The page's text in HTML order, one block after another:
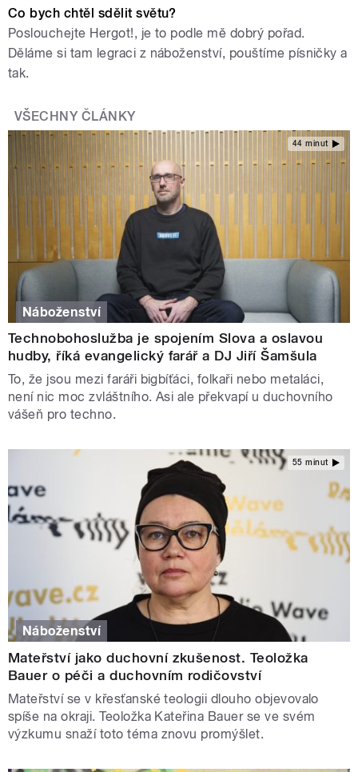
Co bych chtěl sdělit světu?
Poslouchejte Hergot!, je to podle mě dobrý pořad.
Děláme si tam legraci z náboženství, pouštíme písničky a
tak.
VŠECHNY ČLÁNKY
44 minut
Náboženství
Technobohoslužba je spojením Slova a oslavou
hudby, říká evangelický farář a DJ Jiří Šamšula
To, že jsou mezi faráři bigbíťáci, folkaři nebo metaláci,
není nic moc zvláštního. Asi ale překvapí u duchovního
vášeň pro techno.
55 minut
Náboženství
Mateřství jako duchovní zkušenost. Teoložka
Bauer o péči a duchovním rodičovství
Mateřství se v křesťanské teologii dlouho objevovalo
spíše na okraji. Teoložka Kateřina Bauer se ve svém
výzkumu snaží toto téma znovu promýšlet.